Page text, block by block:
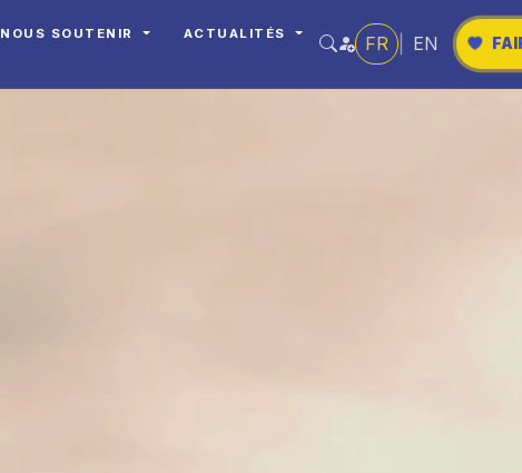
NOUS SOUTENIR ACTUALITÉS FR | EN